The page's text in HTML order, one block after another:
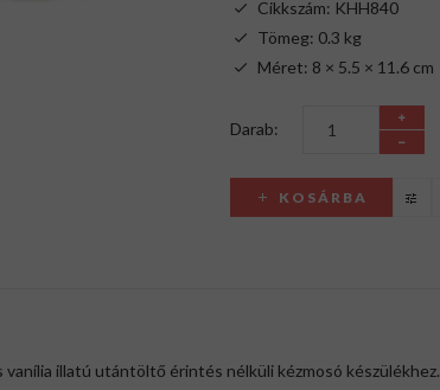
Cikkszám: KHH840
Tömeg: 0.3 kg
Méret: 8 × 5.5 × 11.6 cm
Darab:
KOSÁRBA
vanília illatú utántöltő érintés nélküli kézmosó készülékhez.